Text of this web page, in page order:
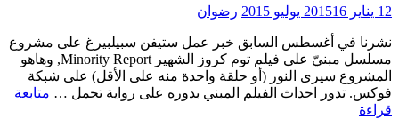
12 يناير 2015 16 يوليو 2015 رضوان
نشرنا في أغسطس السابق خبر عمل ستيفن سبيلبيرغ على مشروع
مسلسل مبنيّ على فيلم توم كروز الشهير Minority Report, وهاهو
المشروع سيرى النور (أو حلقة واحدة منه على الأقل) على شبكة
فوكس. تدور احداث الفيلم المبني بدوره على رواية تحمل … متابعة
قراءة